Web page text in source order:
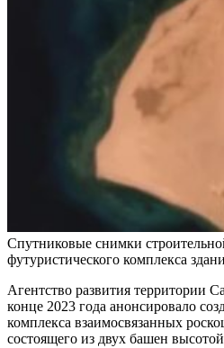
Спутниковые снимки
футуристического комплекса
Агентство развития территории
конце 2023 года анонсировало
комплекса взаимосвязанных
состоящего из двух башен